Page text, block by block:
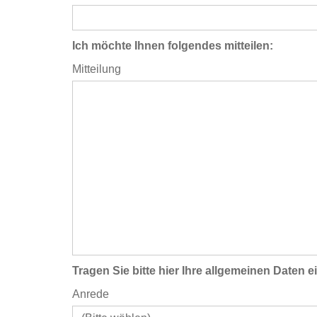
Ich möchte Ihnen folgendes mitteilen:
Mitteilung
Tragen Sie bitte hier Ihre allgemeinen Daten
Anrede